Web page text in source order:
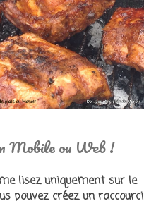
Mobile ou Web !
lisez uniquement sur le
pouvez créez un raccourci